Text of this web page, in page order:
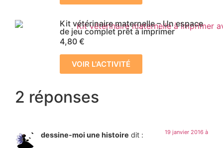
Kit vétérinaire maternelle – Un espace
de jeu complet prêt à imprimer
4,80 €
VOIR L'ACTIVITÉ
2 réponses
dessine-moi une histoire dit : 19 janvier 2016 à